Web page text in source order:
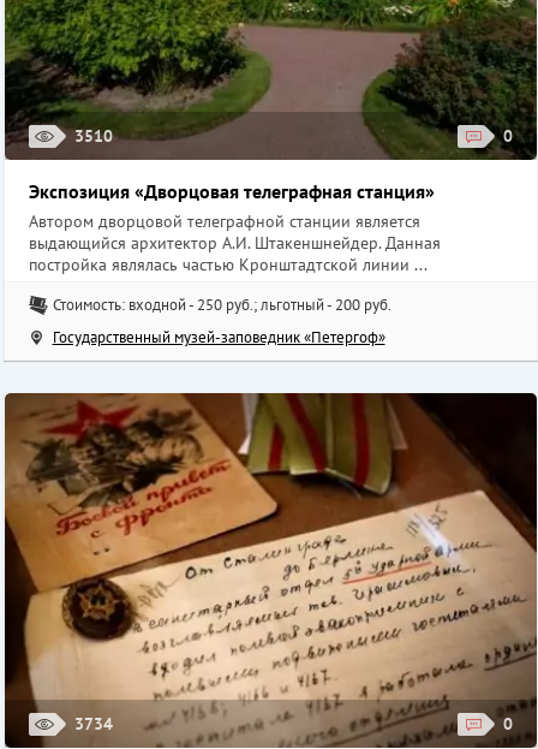
3510 0
Экспозиция «Дворцовая телеграфная станция»
Автором дворцовой телеграфной станции является
выдающийся архитектор А.И. Штакеншнейдер. Данная
постройка являлась частью Кронштадтской линии ...
Стоимость: входной - 250 руб.; льготный - 200 руб.
Государственный музей-заповедник «Петергоф»
3734 0